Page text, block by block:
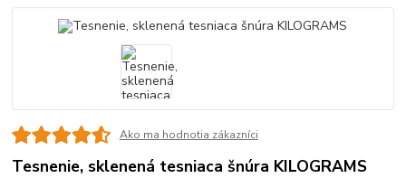
Ako ma hodnotia zákazníci
Tesnenie, sklenená tesniaca šnúra KILOGRAMS